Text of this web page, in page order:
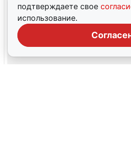
подтверждаете свое
использование.